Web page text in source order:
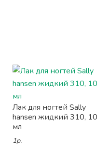
Лак для ногтей Sally
hansen жидкий 310, 10
мл
1р.